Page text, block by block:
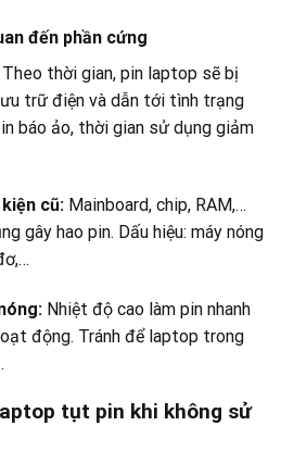
đến phần cứng
Theo thời gian, pin laptop sẽ bị
trữ điện và dẫn tới tình trạng
báo ảo, thời gian sử dụng giảm
cũ: Mainboard, chip, RAM,…
gây hao pin. Dấu hiệu: máy nóng
Nhiệt độ cao làm pin nhanh
động. Tránh để laptop trong
tụt pin khi không sử